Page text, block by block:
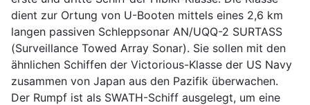
dient zur Ortung von U-Booten mittels eines 2,6 km
langen passiven Schleppsonar AN/UQQ-2 SURTASS
(Surveillance Towed Array Sonar). Sie sollen mit den
ähnlichen Schiffen der Victorious-Klasse der US Navy
zusammen von Japan aus den Pazifik überwachen.
Der Rumpf ist als SWATH-Schiff ausgelegt, um eine